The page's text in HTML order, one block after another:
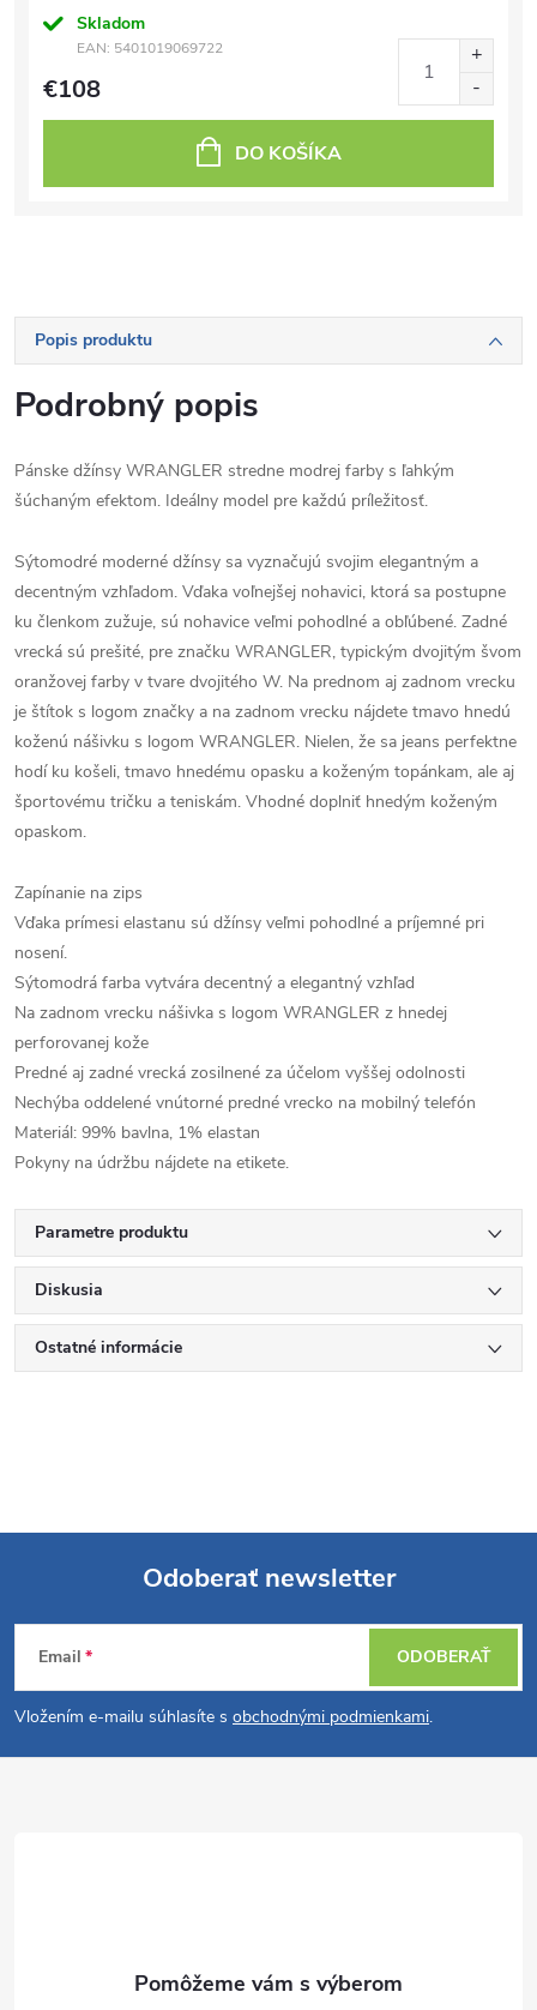
Skladom
EAN: 5401019069722
€108
DO KOŠÍKA
Popis produktu
Podrobný popis
Pánske džínsy WRANGLER stredne modrej farby s ľahkým
šúchaným efektom. Ideálny model pre každú príležitosť.
Sýtomodré moderné džínsy sa vyznačujú svojim elegantným a
decentným vzhľadom. Vďaka voľnejšej nohavici, ktorá sa postupne
ku členkom zužuje, sú nohavice veľmi pohodlné a obľúbené. Zadné
vrecká sú prešité, pre značku WRANGLER, typickým dvojitým švom
oranžovej farby v tvare dvojitého W. Na prednom aj zadnom vrecku
je štítok s logom značky a na zadnom vrecku nájdete tmavo hnedú
koženú nášivku s logom WRANGLER. Nielen, že sa jeans perfektne
hodí ku košeli, tmavo hnedému opasku a koženým topánkam, ale aj
športovému tričku a teniskám. Vhodné doplniť hnedým koženým
opaskom.
Zapínanie na zips
Vďaka prímesi elastanu sú džínsy veľmi pohodlné a príjemné pri
nosení.
Sýtomodrá farba vytvára decentný a elegantný vzhľad
Na zadnom vrecku nášivka s logom WRANGLER z hnedej
perforovanej kože
Predné aj zadné vrecká zosilnené za účelom vyššej odolnosti
Nechýba oddelené vnútorné predné vrecko na mobilný telefón
Materiál: 99% bavlna, 1% elastan
Pokyny na údržbu nájdete na etikete.
Parametre produktu
Diskusia
Ostatné informácie
Z
á
p
Odoberať newsletter
Email
Vložením e-mailu súhlasíte s obchodnými podmienkami.
ODOBERAŤ